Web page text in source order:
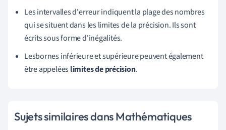
Les intervalles d'erreur indiquent la plage des nombres
qui se situent dans les limites de la précision. Ils sont
écrits sous forme d'inégalités.
Lesbornes inférieure et supérieure peuvent également
être appeléeslimites de précision.
Sujets similaires dans Mathématiques